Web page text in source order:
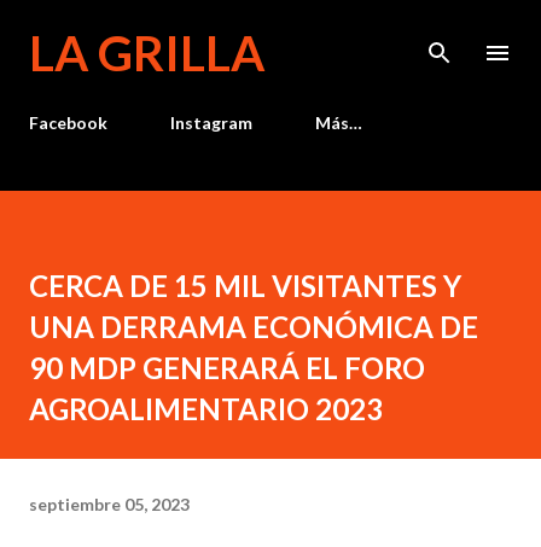
LA GRILLA
Facebook Instagram Más…
CERCA DE 15 MIL VISITANTES Y
UNA DERRAMA ECONÓMICA DE
90 MDP GENERARÁ EL FORO
AGROALIMENTARIO 2023
septiembre 05, 2023